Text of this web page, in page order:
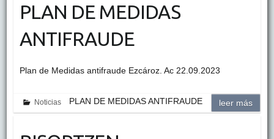
PLAN DE MEDIDAS
ANTIFRAUDE
Plan de Medidas antifraude Ezcároz. Ac 22.09.2023
Noticias PLAN DE MEDIDAS ANTIFRAUDE leer más